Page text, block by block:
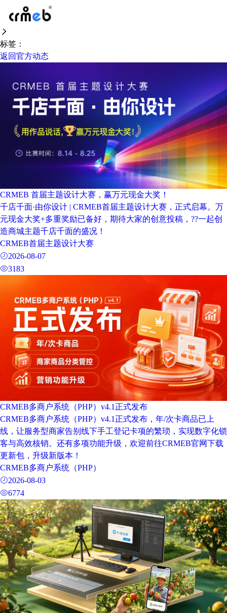
官方动态
标签：
返回官方动态
CRMEB 首届主题设计大赛，赢万元现金大奖！
千店千面·由你设计 | CRMEB首届主题设计大赛，正式启幕。万
元现金大奖+多重奖励已备好，期待大家的创意投稿，??一起创
造商城主题千店千面的盛况！
CRMEB首届主题设计大赛
2026-08-07
3183
CRMEB多商户系统（PHP）v4.1正式发布
CRMEB多商户系统（PHP）v4.1正式发布，年/次卡商品已上
线，让服务型商家告别线下手工登记卡项的繁琐，实现数字化锁
客与高效核销。还有多项功能升级，欢迎前往CRMEB官网下载
更新包，升级新版本！
CRMEB多商户系统（PHP）
2026-08-03
6774